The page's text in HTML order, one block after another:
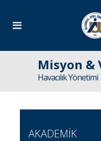
Misyon &
Havacılık Yönetimi
AKADEMİK